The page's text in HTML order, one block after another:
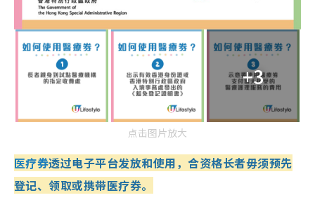
+3
点击图片放大
医疗券透过电子平台发放和使用，合资格长者毋须预先
登记、领取或携带医疗券。